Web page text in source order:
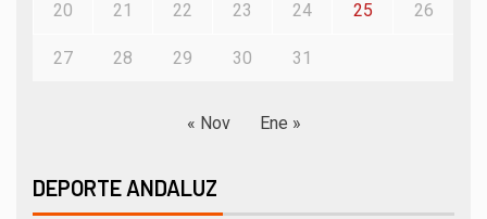
20 21 22 23 24 25 26
27 28 29 30 31
« Nov Ene »
DEPORTE ANDALUZ